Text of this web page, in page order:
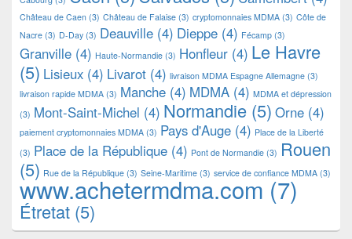
Château de Caen (3) Château de Falaise (3) cryptomonnaies MDMA (3) Côte de
Nacre (3) D-Day (3) Deauville (4) Dieppe (4) Fécamp (3)
Granville (4) Haute-Normandie (3) Honfleur (4) Le Havre
(5) Lisieux (4) Livarot (4) livraison MDMA Espagne Allemagne (3)
livraison rapide MDMA (3) Manche (4) MDMA (4) MDMA et dépression
(3) Mont-Saint-Michel (4) Normandie (5) Orne (4)
paiement cryptomonnaies MDMA (3) Pays d'Auge (4) Place de la Liberté
(3) Place de la République (4) Pont de Normandie (3) Rouen
(5) Rue de la République (3) Seine-Maritime (3) service de confiance MDMA (3)
www.achetermdma.com (7)
Étretat (5)